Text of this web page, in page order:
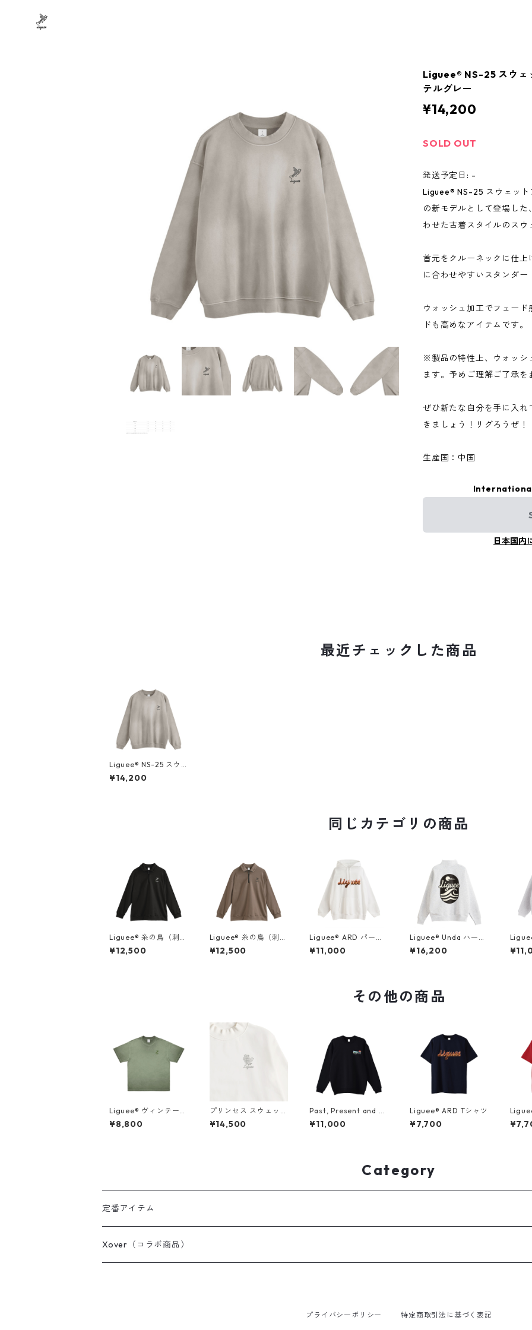
Liguee®️ NS-25 スウェ
テルグレー
¥14,200
SOLD OUT
発送予定日: -
Liguee®️ NS-25 スウェッ
の新モデルとして登場し
わせた古着スタイルのスウ
首元をクルーネックに仕
に合わせやすいスタンダー
ウォッシュ加工でフェー
ドも高めなアイテムです。
※製品の特性上、ウォッシ
ます。予めご理解ご了承を
ぜひ新たな自分を手に入
きましょう！リグろうぜ！
生産国：中国
日本国内
最近チェックした商品
Liguee®️ NS-25 スウ
ェットプルオーバー
（刺繍）パステルグレ
¥14,200
同じカテゴリの商品
Liguee®️ 糸の鳥（刺
繍）ハーフジップスウ
ェット
¥12,500
Liguee®️ 糸の鳥（刺
繍）ハーフジップスウ
ェット
¥12,500
Liguee®️ ARD パーカ
ー（タイプロゴプリン
ト）ホワイト
¥11,000
Liguee®️ Unda ハーフ
ジッパースウェット
（花ロゴ刺繍&バック
¥16,200
ー（
ト）
その他の商品
Liguee®️ ヴィンテー
ジ・ニュアンス Tシャ
ツ（刺繍ロゴ）グリー
¥8,800
プリンセス スウェット
（バックプリント）×
Liguee®️花ロゴ（刺
¥14,500
Past, Present and Fu
ture "アタミ"（胸プリ
ント）スウェット
¥11,000
Liguee®️ ARD Tシャツ
¥7,700
Category
定番アイテム
Tシャツ / カットソー
Xover（コラボ商品）
プライバシーポリシー 特定商取引法に基づく表記